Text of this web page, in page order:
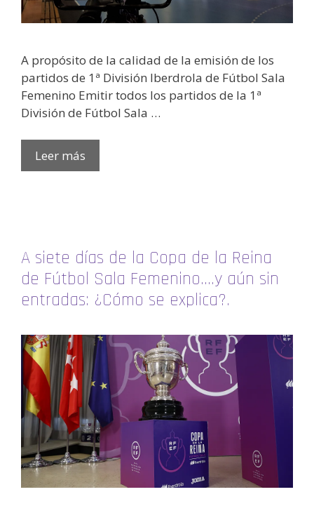
A propósito de la calidad de la emisión de los
partidos de 1ª División Iberdrola de Fútbol Sala
Femenino Emitir todos los partidos de la 1ª
División de Fútbol Sala …
Leer más
A siete días de la Copa de la Reina
de Fútbol Sala Femenino….y aún sin
entradas: ¿Cómo se explica?.